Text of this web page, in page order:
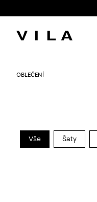
OBLEČENÍ
Vše Šaty